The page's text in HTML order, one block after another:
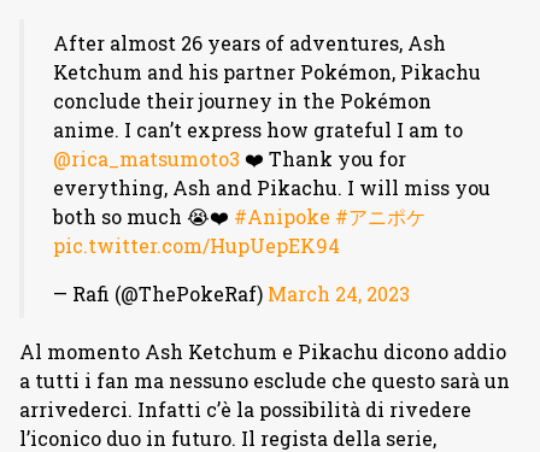
After almost 26 years of adventures, Ash
Ketchum and his partner Pokémon, Pikachu
conclude their journey in the Pokémon
anime. I can’t express how grateful I am to
@rica_matsumoto3 ❤️ Thank you for
everything, Ash and Pikachu. I will miss you
both so much 😭❤️ #Anipoke #アニポケ
pic.twitter.com/HupUepEK94
— Rafi (@ThePokeRaf) March 24, 2023
Al momento Ash Ketchum e Pikachu dicono addio
a tutti i fan ma nessuno esclude che questo sarà un
arrivederci. Infatti c’è la possibilità di rivedere
l’iconico duo in futuro. Il regista della serie,